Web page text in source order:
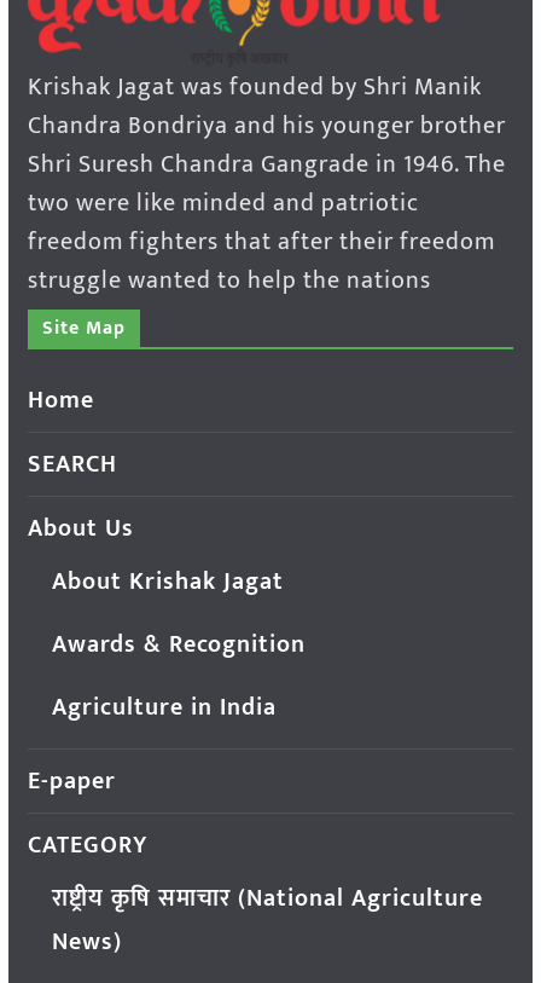
Krishak Jagat was founded by Shri Manik
Chandra Bondriya and his younger brother
Shri Suresh Chandra Gangrade in 1946. The
two were like minded and patriotic
freedom fighters that after their freedom
struggle wanted to help the nations
Site Map
Home
SEARCH
About Us
About Krishak Jagat
Awards & Recognition
Agriculture in India
E-paper
CATEGORY
राष्ट्रीय कृषि समाचार (National Agriculture
News)